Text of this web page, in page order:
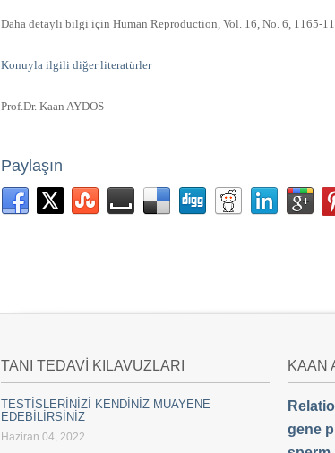
Daha detaylı bilgi için Human Reproduction, Vol. 16, No. 6, 1165-
Konuyla ilgili diğer literatürler
Prof.Dr. Kaan AYDOS
Paylaşın
TANI TEDAVİ KILAVUZLARI
TESTİSLERİNİZİ KENDİNİZ MUAYENE
EDEBİLİRSİNİZ
Haziran 04, 2022
KAAN
gene